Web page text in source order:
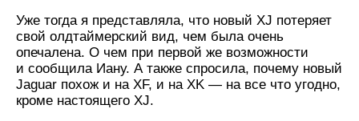
Уже тогда я представляла, что новый XJ потеряет
свой олдтаймерский вид, чем была очень
опечалена. О чем при первой же возможности
и сообщила Иану. А также спросила, почему новый
Jaguar похож и на XF, и на XK — на все что угодно,
кроме настоящего XJ.